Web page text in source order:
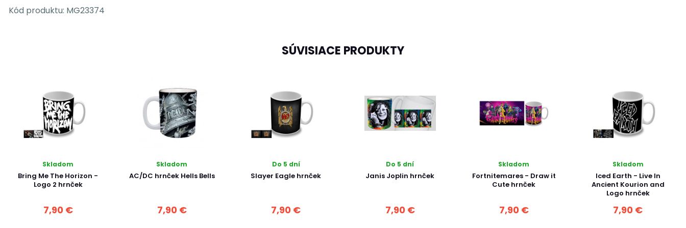
Kód produktu: MG23374
SÚVISIACE PRODUKTY
Skladom
Bring Me The Horizon -
Logo 2 hrnček
7,90 €
Skladom
AC/DC hrnček Hells Bells
7,90 €
Do 5 dní
Slayer Eagle hrnček
7,90 €
Do 5 dní
Janis Joplin hrnček
7,90 €
Skladom
Fortnitemares - Draw it
Cute hrnček
7,90 €
Skladom
Iced Earth - Live In
Ancient Kourion and
Logo hrnček
7,90 €